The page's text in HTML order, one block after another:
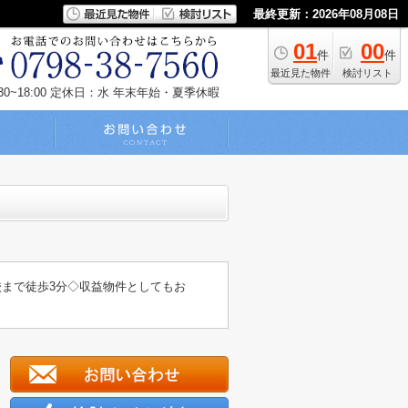
最終更新：2026年08月08日
01件
最近見た物件
00件
検討リスト
定休日：水 年末年始・夏季休暇
で徒歩3分◇収益物件としてもお